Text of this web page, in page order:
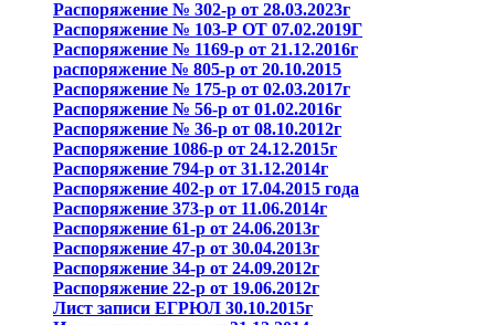
Распоряжение № 302-р от 28.03.2023г
Распоряжение № 103-Р ОТ 07.02.2019Г
Распоряжение № 1169-р от 21.12.2016г
распоряжение № 805-р от 20.10.2015
Распоряжение № 175-р от 02.03.2017г
Распоряжение № 56-р от 01.02.2016г
Распоряжение № 36-р от 08.10.2012г
Распоряжение 1086-р от 24.12.2015г
Распоряжение 794-р от 31.12.2014г
Распоряжение 402-р от 17.04.2015 года
Распоряжение 373-р от 11.06.2014г
Распоряжение 61-р от 24.06.2013г
Распоряжение 47-р от 30.04.2013г
Распоряжение 34-р от 24.09.2012г
Распоряжение 22-р от 19.06.2012г
Лист записи ЕГРЮЛ 30.10.2015г